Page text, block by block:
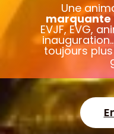
Une
marquante
EVJF, EVG,
toujours